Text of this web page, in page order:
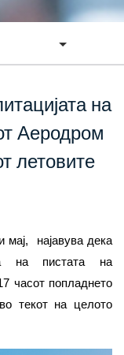
на
Аеродром
летовите
мај, најавува дека
на пистата на
часот попладнето
текот на целото